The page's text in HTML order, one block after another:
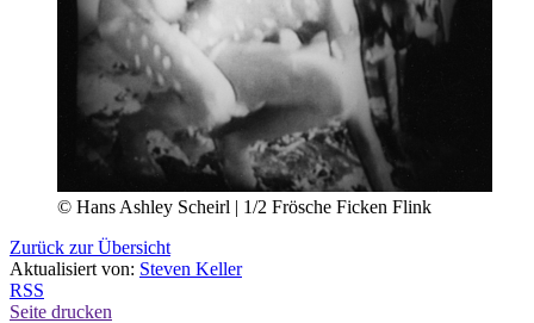
© Hans Ashley Scheirl | 1/2 Frösche Ficken Flink
Zurück zur Übersicht
Aktualisiert von: Steven Keller
RSS
Seite drucken